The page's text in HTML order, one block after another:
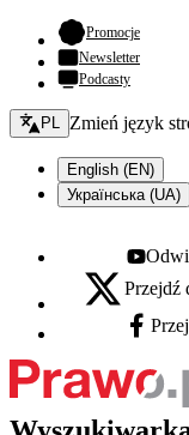
Promocje-
Newsletter
Podcasty
Zmień język - bieżący:
PL Zmień język
English (EN)
Українська (UA)
Youtube -
X - otwiera się w
Przejdź
Facebook